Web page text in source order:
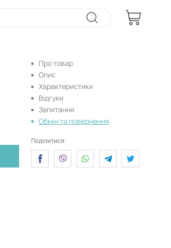
Про товар
Опис
Характеристики
Відгуки
Запитання
Обмін та повернення
Поділитися: